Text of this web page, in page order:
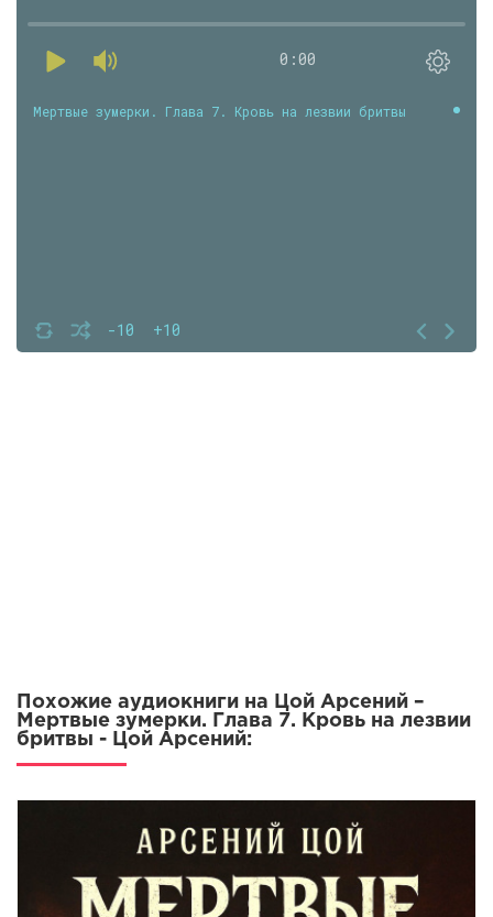
0:00
-10 +10
Мертвые зумерки. Глава 7. Кровь на лезвии бритвы
Похожие аудиокниги на Цой Арсений –
Мертвые зумерки. Глава 7. Кровь на лезвии
бритвы - Цой Арсений: